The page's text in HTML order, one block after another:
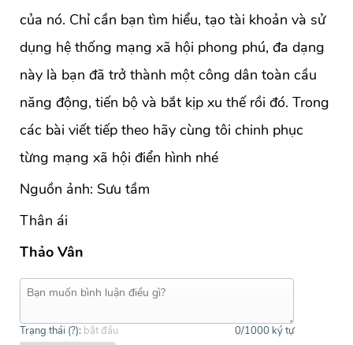
của nó. Chỉ cần bạn tìm hiểu, tạo tài khoản và sử
dụng hệ thống mạng xã hội phong phú, đa dạng
này là bạn đã trở thành một công dân toàn cầu
năng động, tiến bộ và bắt kịp xu thế rồi đó. Trong
các bài viết tiếp theo hãy cùng tôi chinh phục
từng mạng xã hội điển hình nhé
Nguồn ảnh: Sưu tầm
Thân ái
Thảo Vân
Trạng thái (?): bắt đầu 0/1000 ký tự